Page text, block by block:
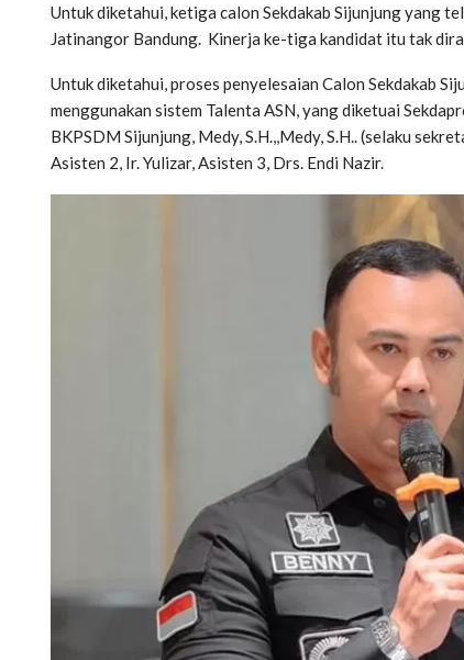
Untuk diketahui, ketiga calon Sekdakab Sijunjung yang
Jatinangor Bandung. Kinerja ke-tiga kandidat itu tak
Untuk diketahui, proses penyelesaian Calon Sekdakab
menggunakan sistem Talenta ASN, yang diketuai
BKPSDM Sijunjung, Medy, S.H.,,Medy, S.H.. (selaku
Asisten 2, Ir. Yulizar, Asisten 3, Drs. Endi Nazir.